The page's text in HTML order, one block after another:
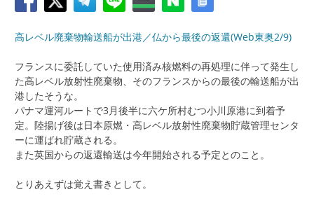
高レベル廃棄物輸送船が出港／仏から最後の返還(Web東奥2/9)
フランスに委託していた使用済み核燃料の再処理に伴って発生し
た高レベル放射性廃棄物、そのフランスからの最後の輸送船が出
港したそうな。
パナマ運河ルートで3月後半に六ケ所村むつ小川原港に到着予
定。陸揚げ後は日本原燃・高レベル放射性廃棄物貯蔵管理センタ
ーに運ばれ貯蔵される。
また英国からの返還輸送は今年開始される予定とのこと。
とりあえずは覚え書きとして。